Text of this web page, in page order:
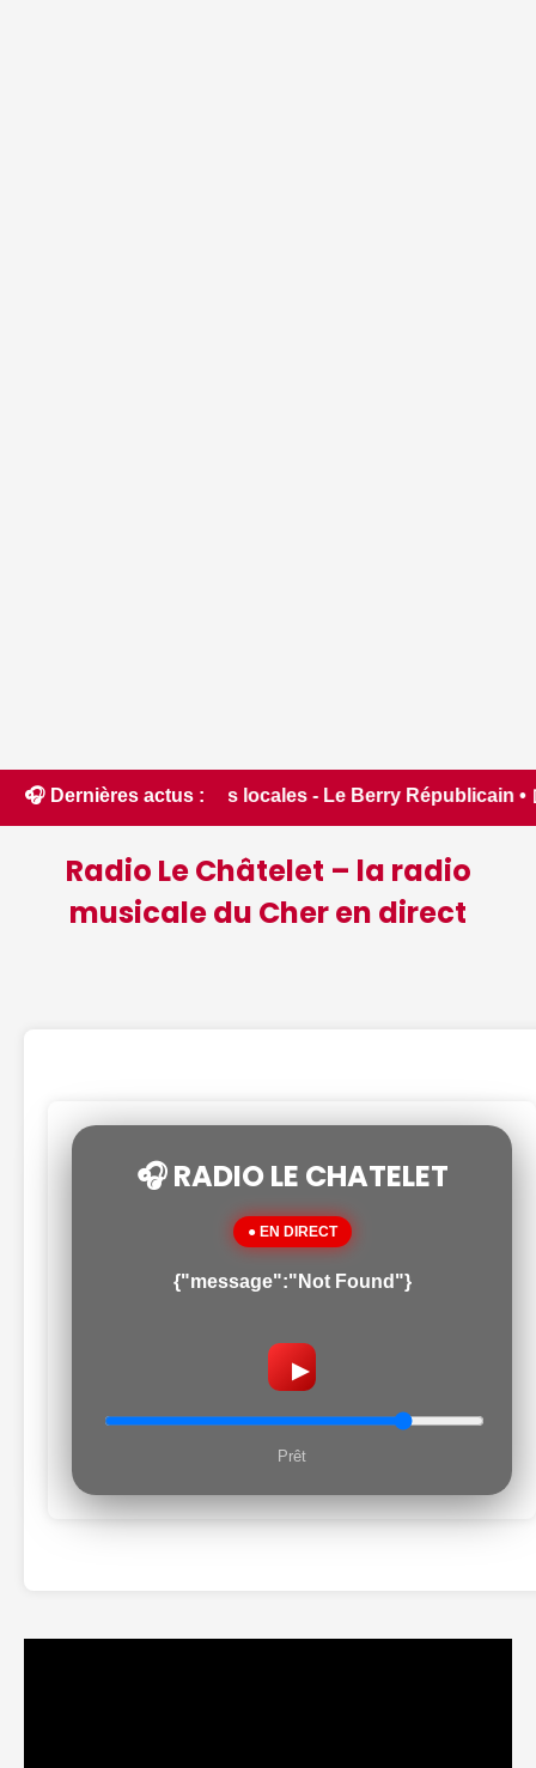
🎧 Dernières actus :
locales - Le Berry Républicain • 📰
Radio Le Châtelet – la radio
musicale du Cher en direct
🎧 RADIO LE CHATELET
● EN DIRECT
{"message":"Not Found"}
▶
Prêt